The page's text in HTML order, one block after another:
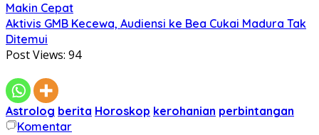
Makin Cepat
Aktivis GMB Kecewa, Audiensi ke Bea Cukai Madura Tak
Ditemui
Post Views: 94
Astrolog berita Horoskop kerohanian perbintangan
Komentar